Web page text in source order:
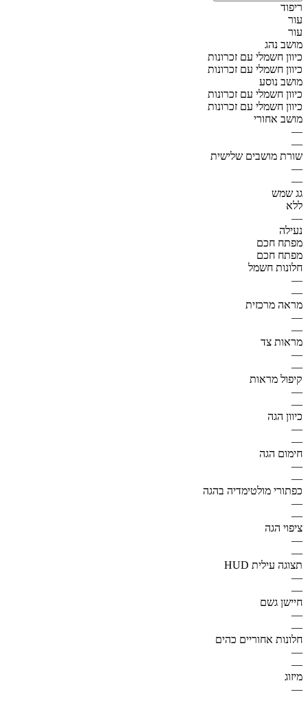
ריפוד
עור
עור
מושב נהג
כיוון חשמלי עם זכרונות
כיוון חשמלי עם זכרונות
מושב נוסע
כיוון חשמלי עם זכרונות
כיוון חשמלי עם זכרונות
מושב אחורי
—
—
שורת מושבים שלישית
—
—
גג שמש
ללא
—
נעילה
מפתח חכם
מפתח חכם
חלונות חשמל
—
—
מראה מרכזית
—
—
מראות צד
—
—
קיפול מראות
—
—
כיוון הגה
—
—
חימום הגה
—
—
כפתורי מולטימדיה בהגה
—
—
ציפוי הגה
—
—
תצוגה עילית HUD
—
—
חיישן גשם
—
—
חלונות אחוריים כהים
—
—
מיזוג
—